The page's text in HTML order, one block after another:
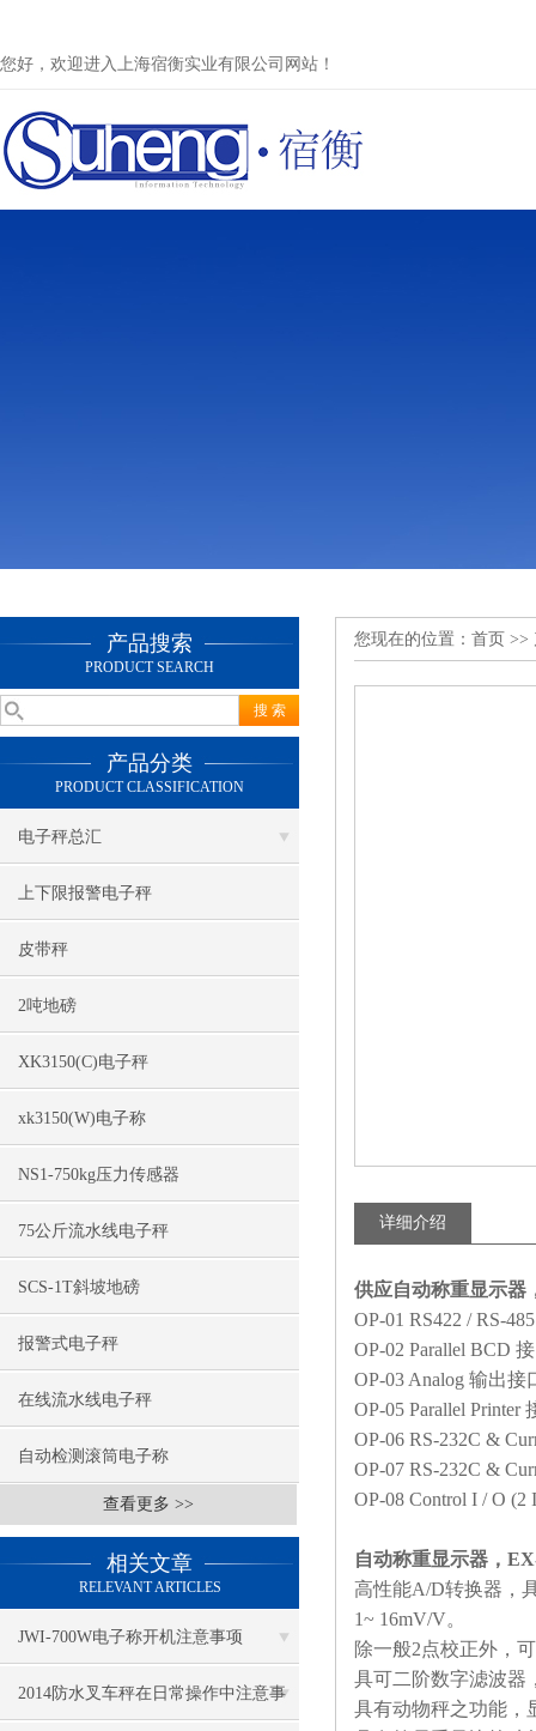
您好，欢迎进入上海宿衡实业有限公司网站！
产品搜索
PRODUCT SEARCH
产品分类
PRODUCT CLASSIFICATION
电子秤总汇
上下限报警电子秤
皮带秤
2吨地磅
XK3150(C)电子秤
xk3150(W)电子称
NS1-750kg压力传感器
75公斤流水线电子秤
SCS-1T斜坡地磅
报警式电子秤
在线流水线电子秤
自动检测滚筒电子称
查看更多 >>
相关文章
RELEVANT ARTICLES
JWI-700W电子称开机注意事项
2014防水叉车秤在日常操作中注意事
您现在的位置： 首页 >>
详细介绍
供应自动称重显示器
OP-01 RS422 / RS-
OP-02 Parallel BCD
OP-03 Analog 输出接
OP-05 Parallel Printer
OP-06 RS-232C &
OP-07 RS-232C &
OP-08 Control I / O (2
自动称重显示器，
高性能A/D转换器，
1~ 16mV/V。
除一般2点校正外，
具可二阶数字滤波器
具有动物秤之功能，